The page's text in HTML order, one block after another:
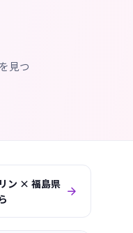
見つ
ン × 福島県 